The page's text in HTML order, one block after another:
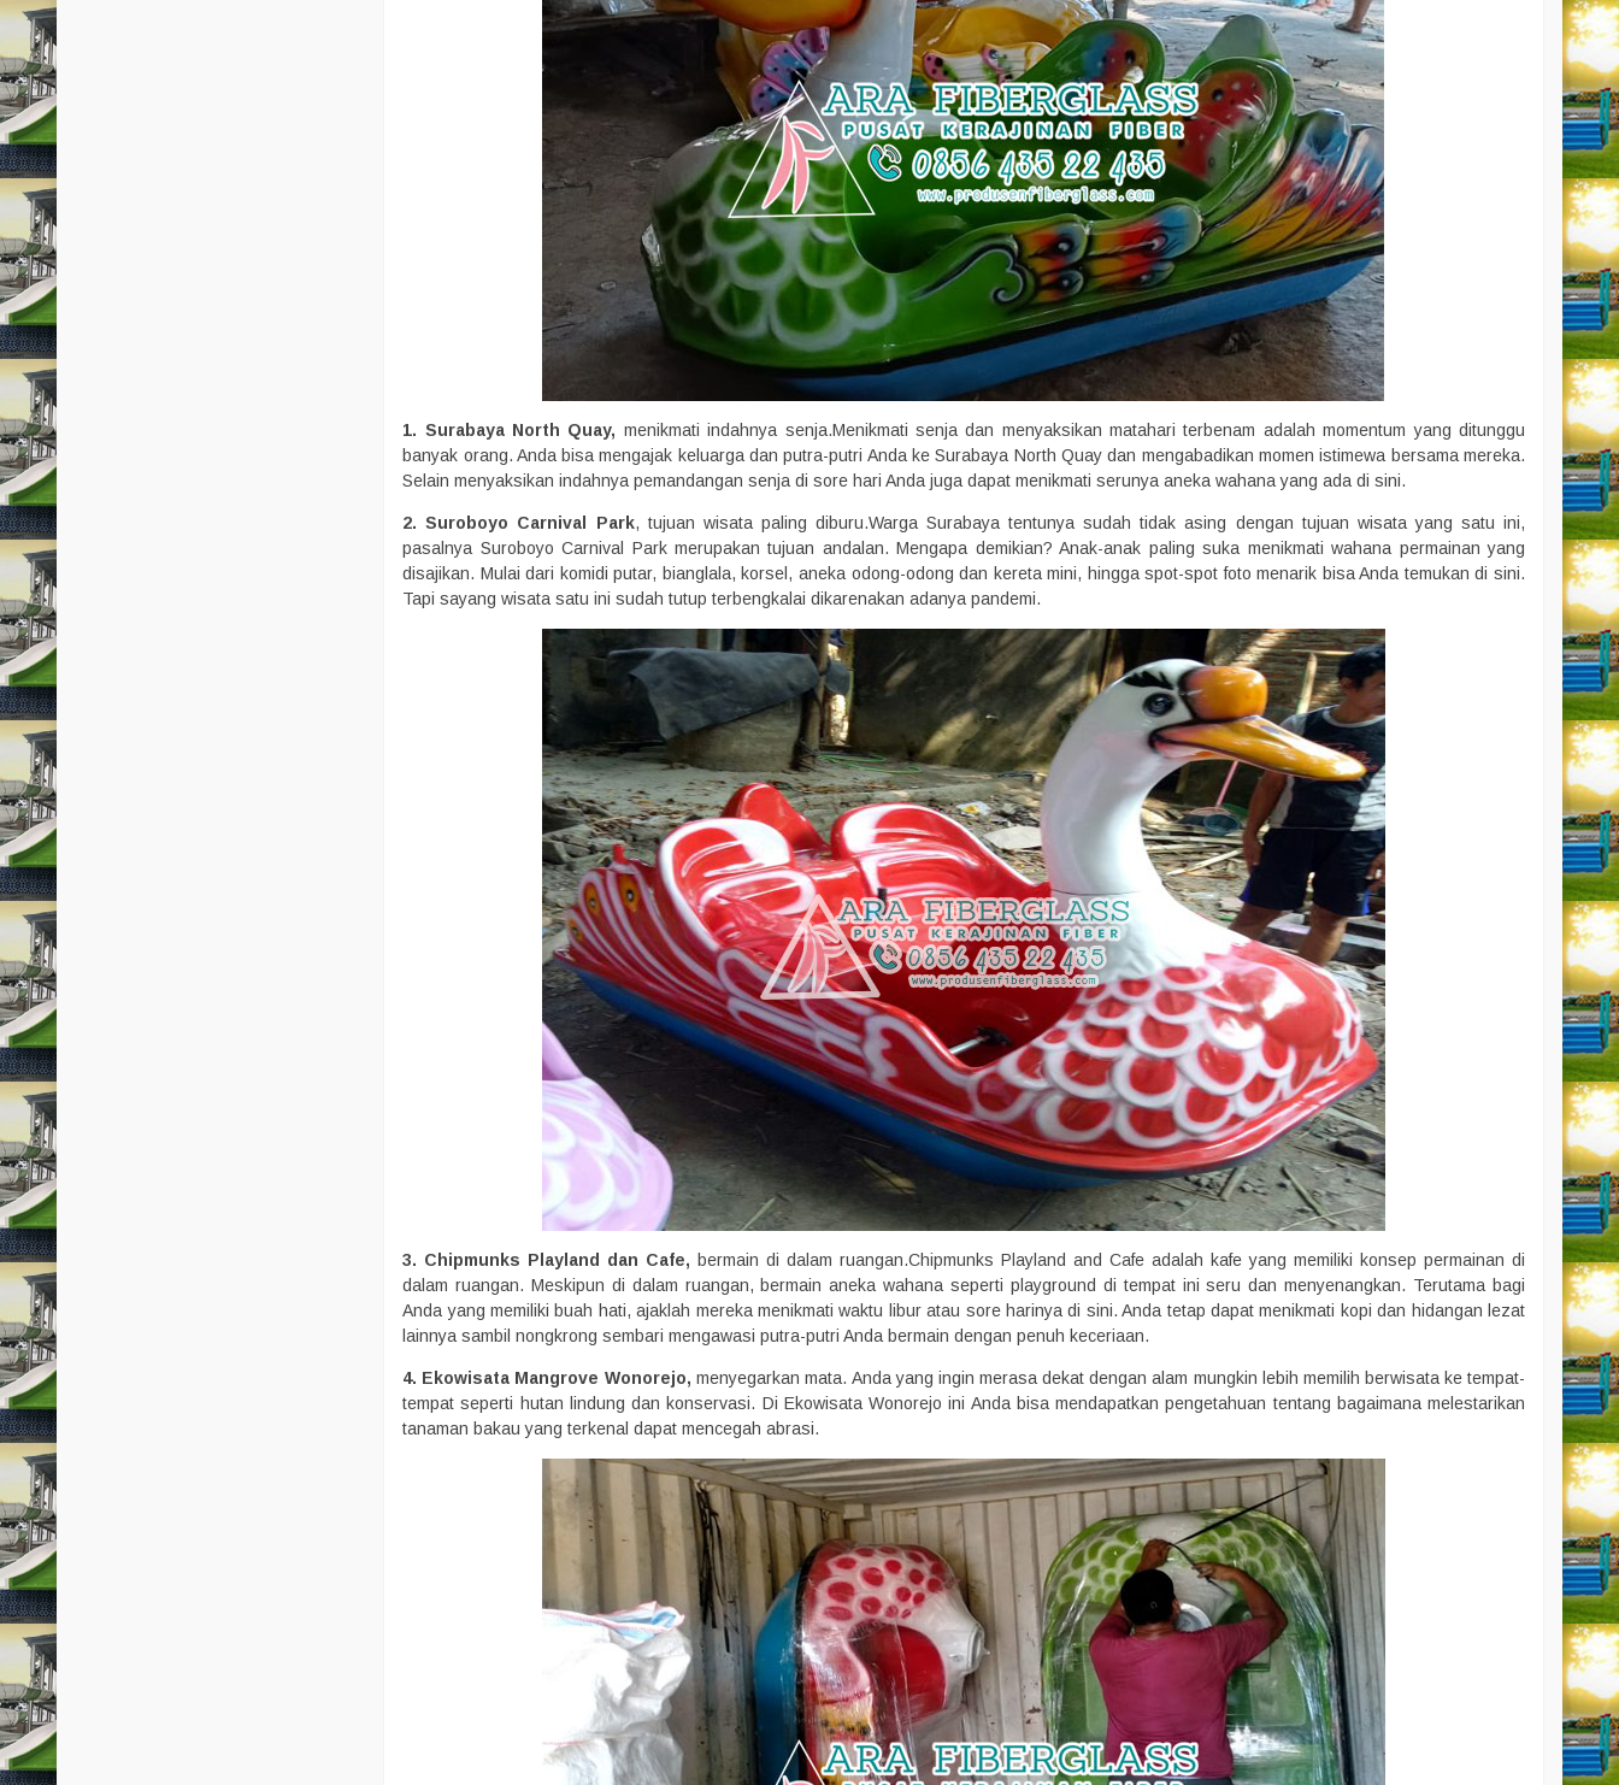
1. Surabaya North Quay, menikmati indahnya senja.Menikmati senja dan menyaksikan matahari terbenam adalah momentum yang ditunggu
banyak orang. Anda bisa mengajak keluarga dan putra-putri Anda ke Surabaya North Quay dan mengabadikan momen istimewa bersama mereka.
Selain menyaksikan indahnya pemandangan senja di sore hari Anda juga dapat menikmati serunya aneka wahana yang ada di sini.
2. Suroboyo Carnival Park, tujuan wisata paling diburu.Warga Surabaya tentunya sudah tidak asing dengan tujuan wisata yang satu ini,
pasalnya Suroboyo Carnival Park merupakan tujuan andalan. Mengapa demikian? Anak-anak paling suka menikmati wahana permainan yang
disajikan. Mulai dari komidi putar, bianglala, korsel, aneka odong-odong dan kereta mini, hingga spot-spot foto menarik bisa Anda temukan di sini.
Tapi sayang wisata satu ini sudah tutup terbengkalai dikarenakan adanya pandemi.
3. Chipmunks Playland dan Cafe, bermain di dalam ruangan.Chipmunks Playland and Cafe adalah kafe yang memiliki konsep permainan di
dalam ruangan. Meskipun di dalam ruangan, bermain aneka wahana seperti playground di tempat ini seru dan menyenangkan. Terutama bagi
Anda yang memiliki buah hati, ajaklah mereka menikmati waktu libur atau sore harinya di sini. Anda tetap dapat menikmati kopi dan hidangan lezat
lainnya sambil nongkrong sembari mengawasi putra-putri Anda bermain dengan penuh keceriaan.
4. Ekowisata Mangrove Wonorejo, menyegarkan mata. Anda yang ingin merasa dekat dengan alam mungkin lebih memilih berwisata ke tempat-
tempat seperti hutan lindung dan konservasi. Di Ekowisata Wonorejo ini Anda bisa mendapatkan pengetahuan tentang bagaimana melestarikan
tanaman bakau yang terkenal dapat mencegah abrasi.